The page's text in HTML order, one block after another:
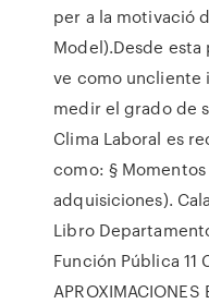
per a la motivació
Model).Desde
ve como uncliente
medir el grado de
Clima Laboral es
como: §
adquisiciones).
Libro
Función Pública 11